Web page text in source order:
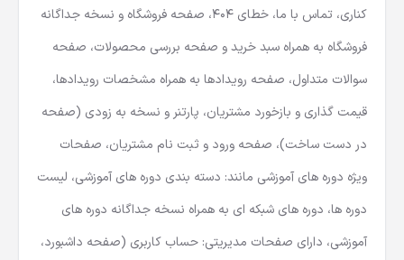
شبکه ای و سایدباری به همراه نسخه جداگانه وبلاگ با سایدبار
کناری، تماس با ما، خطای 404، صفحه فروشگاه و نسخه جداگانه
فروشگاه به همراه سبد خرید و صفحه بررسی محصولات، صفحه
سوالات متداول، صفحه رویدادها به همراه مشخصات رویدادها،
قیمت گذاری و بازخورد مشتریان، پارتنر و نسخه به زودی (صفحه
در دست ساخت)، صفحه ورود و ثبت نام مشتریان، صفحات
ویژه دوره های آموزشی مانند: دسته بندی دوره های آموزشی، لیست
دوره ها، دوره های شبکه ای به همراه نسخه جداگانه دوره های